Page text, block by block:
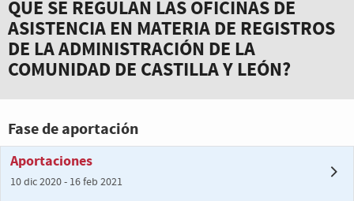
QUE SE REGULAN LAS OFICINAS DE
ASISTENCIA EN MATERIA DE REGISTROS
DE LA ADMINISTRACIÓN DE LA
COMUNIDAD DE CASTILLA Y LEÓN?
Fase de aportación
Aportaciones
10 dic 2020 - 16 feb 2021